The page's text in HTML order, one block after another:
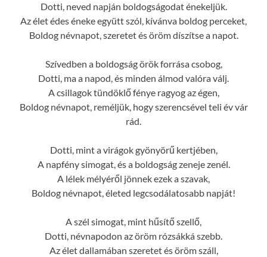
Dotti, neved napján boldogságodat énekeljük.
Az élet édes éneke együtt szól, kívánva boldog perceket,
Boldog névnapot, szeretet és öröm díszítse a napot.
Szívedben a boldogság örök forrása csobog,
Dotti, ma a napod, és minden álmod valóra válj.
A csillagok tündöklő fénye ragyog az égen,
Boldog névnapot, reméljük, hogy szerencsével teli év vár
rád.
Dotti, mint a virágok gyönyörű kertjében,
A napfény simogat, és a boldogság zeneje zenél.
A lélek mélyéről jönnek ezek a szavak,
Boldog névnapot, életed legcsodálatosabb napját!
A szél simogat, mint hűsítő szellő,
Dotti, névnapodon az öröm rózsákká szebb.
Az élet dallamában szeretet és öröm száll,